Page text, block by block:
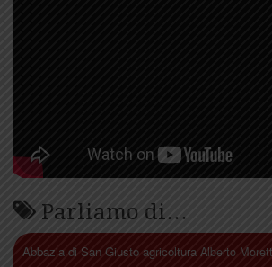
Parliamo di…
Abbazia di San Giusto agricoltura Alberto